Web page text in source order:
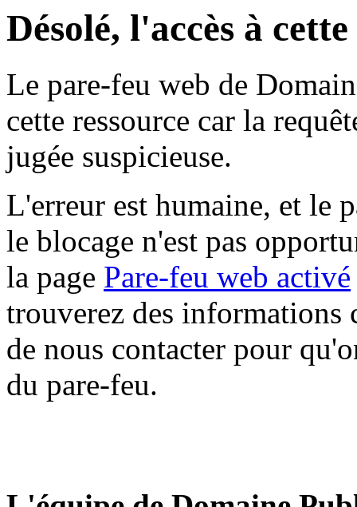
Désolé, l'accès à
Le pare-feu web de
cette ressource car la
jugée suspicieuse.
L'erreur est humaine, et le
le blocage n'est pas
la page Pare-feu web activé
trouverez des informations
de nous contacter pour
du pare-feu.